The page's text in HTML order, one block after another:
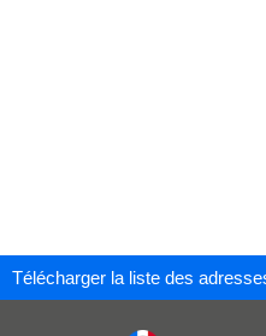
Télécharger la liste des